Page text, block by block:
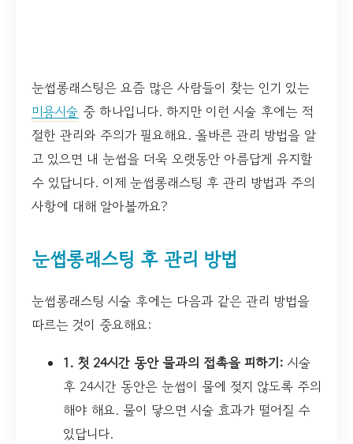
눈썹롱래스팅은 요즘 많은 사람들이 찾는 인기 있는
미용시술 중 하나입니다. 하지만 이런 시술 후에는 적
절한 관리와 주의가 필요해요. 올바른 관리 방법을 알
고 있으면 내 눈썹을 더욱 오랫동안 아름답게 유지할
수 있답니다. 이제 눈썹롱래스팅 후 관리 방법과 주의
사항에 대해 알아볼까요?
눈썹롱래스팅 후 관리 방법
눈썹롱래스팅 시술 후에는 다음과 같은 관리 방법을
따르는 것이 중요해요:
1. 첫 24시간 동안 물과의 접촉을 피하기: 시술
후 24시간 동안은 눈썹이 물에 젖지 않도록 주의
해야 해요. 물이 닿으면 시술 효과가 떨어질 수
있답니다.